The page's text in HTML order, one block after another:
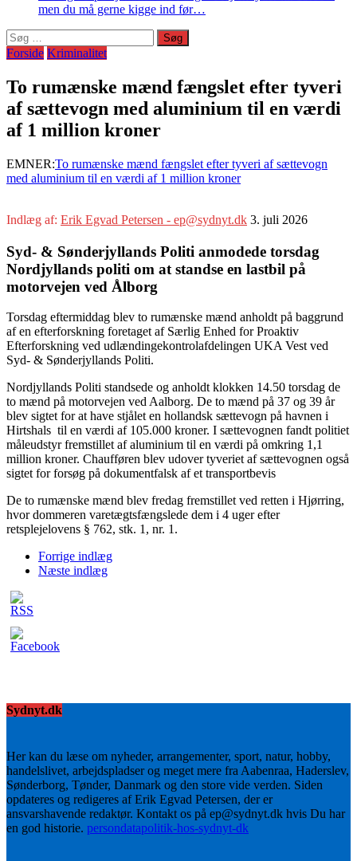
men du må gerne kigge ind før…
Søg
efter:
Forside Kriminalitet
To rumænske mænd fængslet efter tyveri
af sættevogn med aluminium til en værdi
af 1 million kroner
EMNER:To rumænske mænd fængslet efter tyveri af sættevogn
med aluminium til en værdi af 1 million kroner
Indlæg af: Erik Egvad Petersen - ep@sydnyt.dk 3. juli 2026
Syd- & Sønderjyllands Politi anmodede torsdag
Nordjyllands politi om at standse en lastbil på
motorvejen ved Ålborg
Torsdag eftermiddag blev to rumænske mænd anholdt på baggrund
af en efterforskning foretaget af Særlig Enhed for Proaktiv
Efterforskning ved udlændingekontrolafdelingen UKA Vest ved
Syd- & Sønderjyllands Politi.
Nordjyllands Politi standsede og anholdt klokken 14.50 torsdag de
to mænd på motorvejen ved Aalborg. De to mænd på 37 og 39 år
blev sigtet for at have stjålet en hollandsk sættevogn på havnen i
Hirtshals til en værdi af 105.000 kroner. I sættevognen fandt politiet
måleudstyr fremstillet af aluminium til en værdi på omkring 1,1
million kroner. Chaufføren blev udover tyveriet af sættevognen også
sigtet for forsøg på dokumentfalsk af et transportbevis
De to rumænske mænd blev fredag fremstillet ved retten i Hjørring,
hvor dommeren varetægtsfængslede dem i 4 uger efter
retsplejelovens § 762, stk. 1, nr. 1.
Forrige indlæg
Næste indlæg
Sydnyt.dk
Her kan du læse om nyheder, arrangementer, sport, natur, hobby,
handelslivet, arbejdspladser og meget mere fra Aabenraa, Haderslev,
Sønderborg, Tønder, Danmark og den store vide verden. Siden
opdateres og redigeres af Erik Egvad Petersen, der er
ansvarshavende redaktør. Kontakt os på ep@sydnyt.dk hvis Du har
en god historie. persondatapolitik-hos-sydnyt-dk